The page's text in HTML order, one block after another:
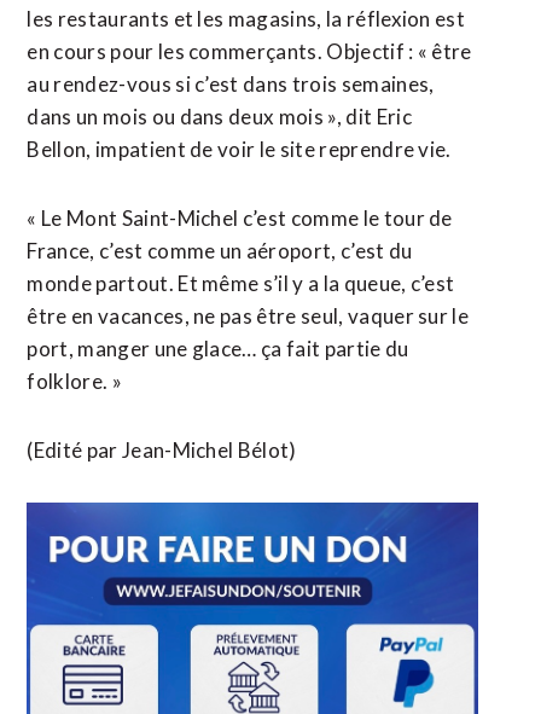
les restaurants et les magasins, la réflexion est
en cours pour les commerçants. Objectif : « être
au rendez-vous si c’est dans trois semaines,
dans un mois ou dans deux mois », dit Eric
Bellon, impatient de voir le site reprendre vie.
« Le Mont Saint-Michel c’est comme le tour de
France, c’est comme un aéroport, c’est du
monde partout. Et même s’il y a la queue, c’est
être en vacances, ne pas être seul, vaquer sur le
port, manger une glace… ça fait partie du
folklore. »
(Edité par Jean-Michel Bélot)